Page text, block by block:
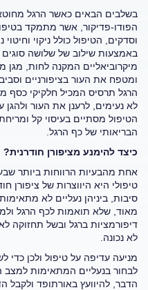
בשלבים הבאים כאשר הרגל
הפודו-פדיקור, אשר מתמקד
וסדקים, הטיפול כולל ניקוי
באמצעות שילוב של שלושה
מיקרוביאליים המקנה לחות, מגן
ומטפח את העור בציפורניים
הרגל תרסיס המכיל חלקיקי כסף
לא נעימים, לרענן את העור ולהגן
הטיפול מסתיים בעיסוי קל
הבריאותי של כף הרגל.
כיצד להימנע מציפורן חודרנית?
אחת מהבעיות הרווחות ביותר
טיפולי היא היווצרות של ציפורן
סיבות, ביניהן נעליים לא
מאוד, שלא תואמות לכף הרגל
דיפורמציות ברגל ובשל תחזוקה
לא נכונה.
מניעה עדיפה על טיפול ולכן כדי
לבחור בנעליים המתאימות למצב
הדבר, להיוועץ באורתופד ולקבל